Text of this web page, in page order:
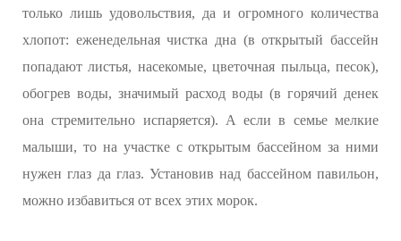
только лишь удовольствия, да и огромного количества
хлопот: еженедельная чистка дна (в открытый бассейн
попадают листья, насекомые, цветочная пыльца, песок),
обогрев воды, значимый расход воды (в горячий денек
она стремительно испаряется). А если в семье мелкие
малыши, то на участке с открытым бассейном за ними
нужен глаз да глаз. Установив над бассейном павильон,
можно избавиться от всех этих морок.